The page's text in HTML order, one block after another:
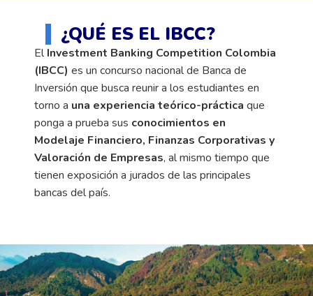
¿QUÉ ES EL IBCC?
ElInvestment Banking Competition Colombia
(IBCC) es un concurso nacional de Banca de
Inversión que busca reunir a los estudiantes en
torno a una experiencia teórico-práctica que
ponga a prueba sus conocimientos en
Modelaje Financiero, Finanzas Corporativas y
Valoración de Empresas, al mismo tiempo que
tienen exposición a jurados de las principales
bancas del país.